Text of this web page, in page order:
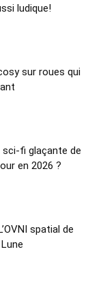
ludique!
sur roues qui
sci-fi glaçante de
en 2026 ?
spatial de